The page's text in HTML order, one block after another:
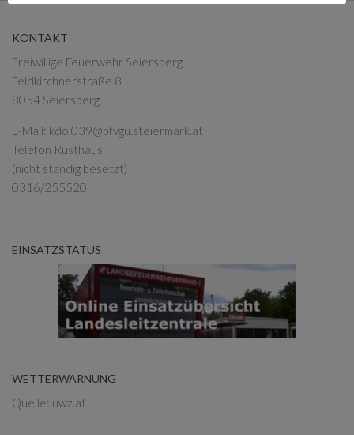
KONTAKT
Freiwillige Feuerwehr Seiersberg
Feldkirchnerstraße 8
8054 Seiersberg
E-Mail: kdo.039@bfvgu.steiermark.at
Telefon Rüsthaus:
(nicht ständig besetzt)
0316/255520
EINSATZSTATUS
WETTERWARNUNG
Quelle: uwz.at